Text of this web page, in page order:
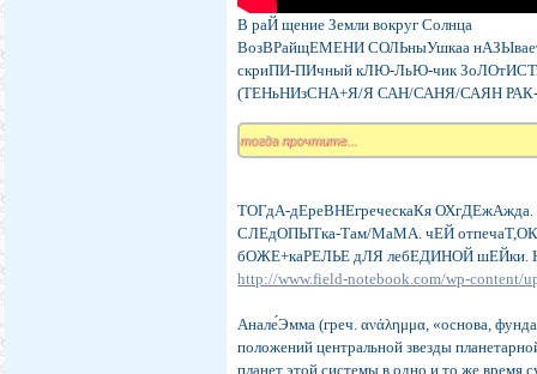
В раЙ щение Земли вокруг Солнца
ВозВРайщЕМЕНИ СОЛЬныУшкаа
скриПИ-ПИчный кЛЮ-ЛьЮ-чик
(ТЕНьНИзСНА+Я/Я САН/САНЯ/САЯН
тогда прочтите...
ТОГдА-дЕреВНЕгреческаКя ОХгДЕжАжда.
СЛЕдОПЫТка-Там/МаМА. чЕЙ
бОЖЕ+каРЕЛЬЕ дЛЯ лебЕДИНОЙ
http://www.field-notebook.com/wp-content/
Анале́Эмма (греч. ανάλημμα, «основа,
положений центральной звезды
планет этой системы в одно и то же время